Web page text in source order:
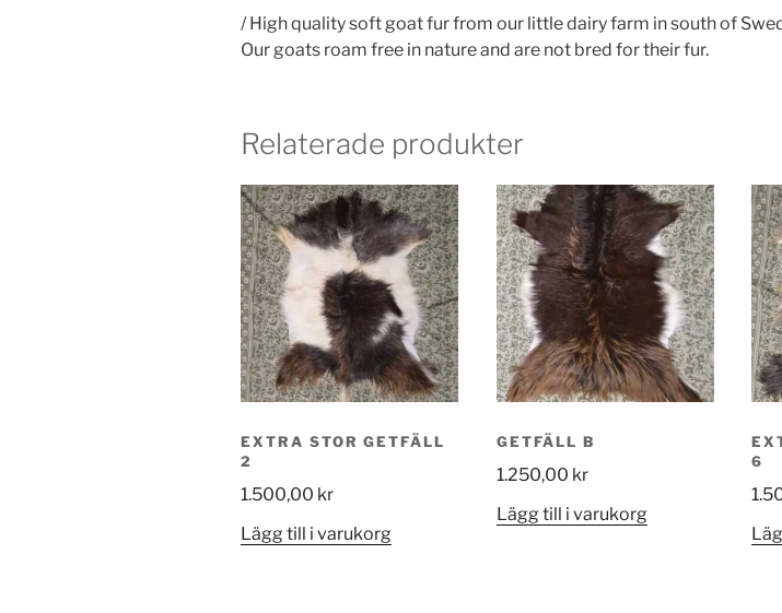
/ High quality soft goat fur from our little dairy farm in south of
Our goats roam free in nature and are not bred for their fur.
Relaterade produkter
EXTRA STOR GETFÄLL
2
1.500,00 kr
Lägg till i varukorg
GETFÄLL B
1.250,00 kr
Lägg till i varukorg
6